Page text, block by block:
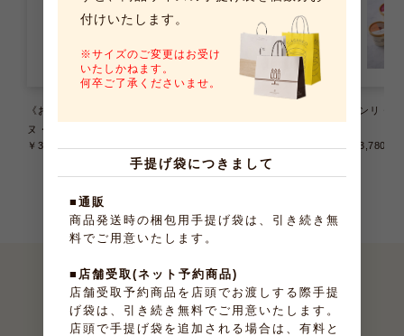
《お届けは9/22まで》テリー
ヌ・ドゥ・フリュイ 6種6個入
￥3,240
アンリ・
￥3,780
最近見たお菓子
付けいたします。
※サイズのご変更はお受け
いたしかねます。
何卒ご了承くださいませ。
手提げ袋につきまして
■通販
商品発送時の梱包用手提げ袋は、引き続き無
料でご用意いたします。
■店舗受取(ネット予約商品)
店舗受取予約商品を店頭でお渡しする際手提
げ袋は、引き続き無料でご用意いたします。
店頭で手提げ袋を追加される場合は、有料と